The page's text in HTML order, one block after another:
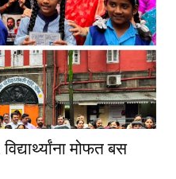
मोफत बस